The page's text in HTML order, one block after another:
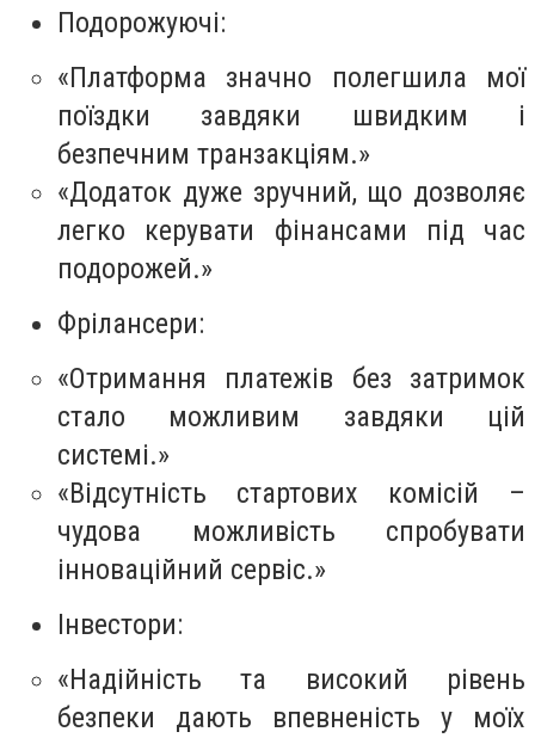
Подорожуючі:
«Платформа значно полегшила мої
поїздки завдяки швидким і
безпечним транзакціям.»
«Додаток дуже зручний, що дозволяє
легко керувати фінансами під час
подорожей.»
Фрілансери:
«Отримання платежів без затримок
стало можливим завдяки цій
системі.»
«Відсутність стартових комісій –
чудова можливість спробувати
інноваційний сервіс.»
Інвестори:
«Надійність та високий рівень
безпеки дають впевненість у моїх